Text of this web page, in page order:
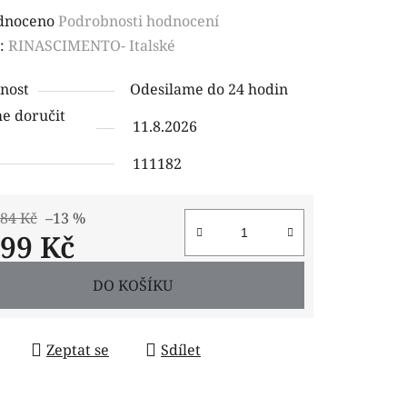
Podrobnosti hodnocení
RINASCIMENTO- Italské
Odesilame do 24 hodin
doručit
11.8.2026
111182
Kč –13 %
Kč
DO KOŠÍKU
Zeptat se Sdílet